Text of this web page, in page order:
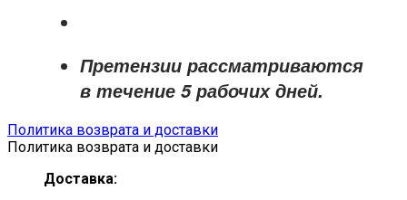
Претензии рассматриваются
в течение 5 рабочих дней.
Политика возврата и доставки
Политика возврата и доставки
Доставка: